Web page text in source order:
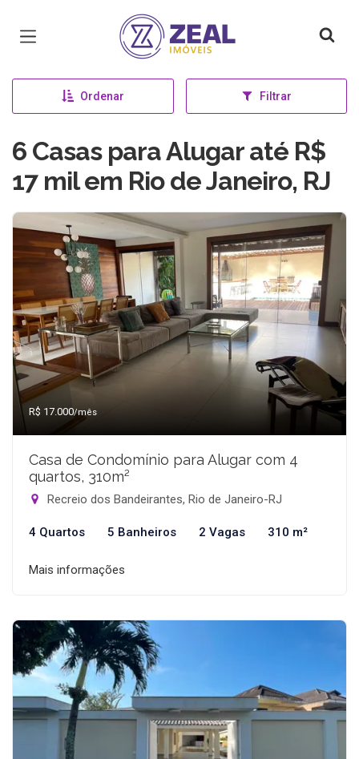
Página inicial
Ordenar Filtrar
6 Casas para Alugar até R$
17 mil em Rio de Janeiro, RJ
R$ 17.000/mês
Casa de Condomínio para Alugar com 4
quartos, 310m²
Recreio dos Bandeirantes, Rio de Janeiro-RJ
4 Quartos 5 Banheiros 2 Vagas 310 m²
Mais informações